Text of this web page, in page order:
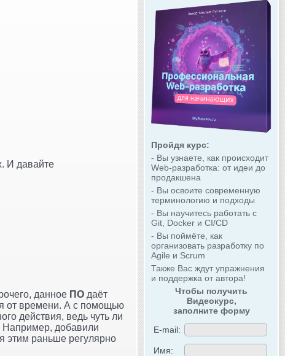
Пройдя курс:
- Вы узнаете, как происходит
Web-разработка: от идеи до
продакшена
- Вы освоите современную
терминологию и подходы
- Вы научитесь работать с
Git, Docker и CI/CD
- Вы поймёте, как
организовать разработку по
Agile и Scrum
Также Вас ждут упражнения
и поддержка от автора!
Чтобы получить
Видеокурс,
заполните форму
E-mail:
Имя:
И давайте
данное ПО даёт
от времени. А с помощью
действия, ведь чуть ли
Например, добавили
этим раньше регулярно